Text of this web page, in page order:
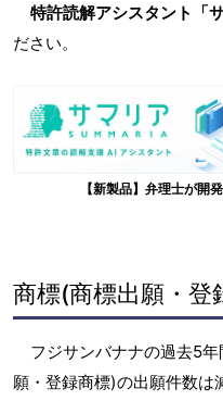
特許読解アシスタント「
ださい。
【新製品】弁理士が開
商標(商標出願・登
フジサンバナナの過去5
願・登録商標)の出願件数は